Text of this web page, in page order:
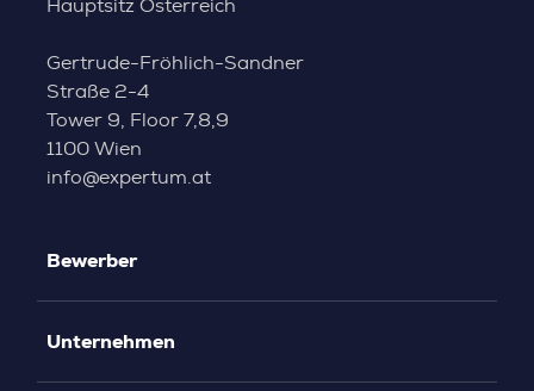
Hauptsitz Österreich
Gertrude-Fröhlich-Sandner
Straße 2-4
Tower 9, Floor 7,8,9
1100 Wien
info@expertum.at
Bewerber
Unternehmen